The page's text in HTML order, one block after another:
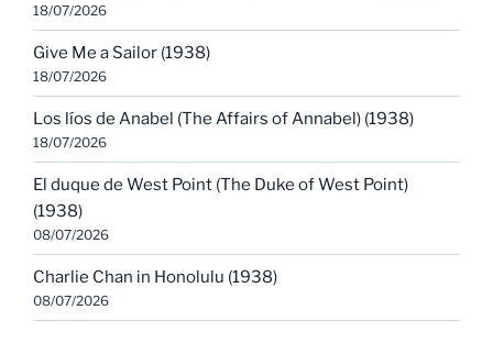
18/07/2026
Give Me a Sailor (1938)
18/07/2026
Los líos de Anabel (The Affairs of Annabel) (1938)
18/07/2026
El duque de West Point (The Duke of West Point)
(1938)
08/07/2026
Charlie Chan in Honolulu (1938)
08/07/2026